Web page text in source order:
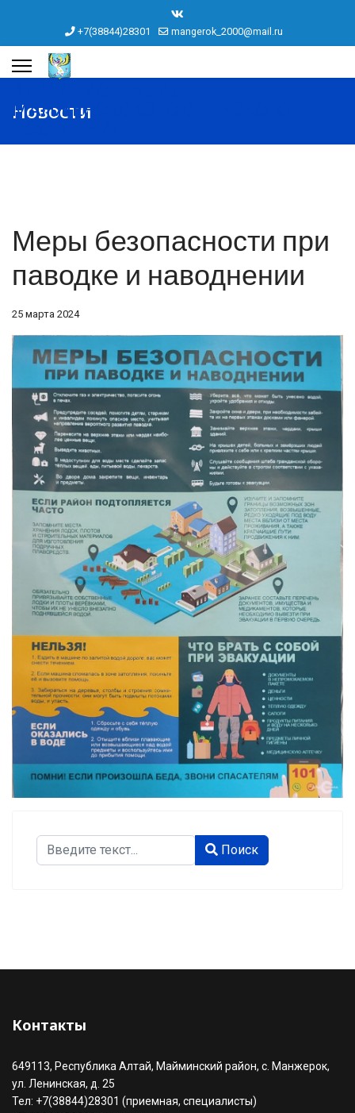
+7(38844)28301 mangerok_2000@mail.ru
МАНЖЕРОКСКОГО СЕЛЬСКОГО
Новости
Меры безопасности при
паводке и наводнении
25 марта 2024
Поиск
Поиск
Контакты
649113, Республика Алтай, Майминский район, с. Манжерок,
ул. Ленинская, д. 25
Тел: +7(38844)28301 (приемная, специалисты)